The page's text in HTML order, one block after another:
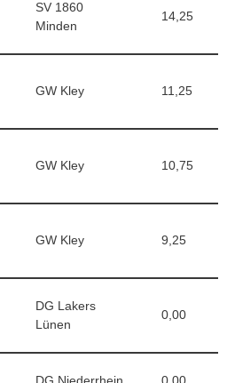
SV 1860
Minden
14,25
GW Kley 11,25
GW Kley 10,75
GW Kley 9,25
DG Lakers
Lünen
0,00